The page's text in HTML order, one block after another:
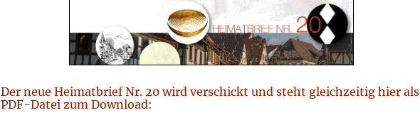
Der neue Heimatbrief Nr. 20 wird verschickt und steht gleichzeitig hier als
PDF-Datei zum Download: